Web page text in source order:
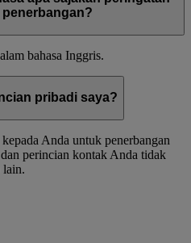
bahasa Inggris.
pribadi saya?
Anda untuk penerbangan
perincian kontak Anda tidak
lain.